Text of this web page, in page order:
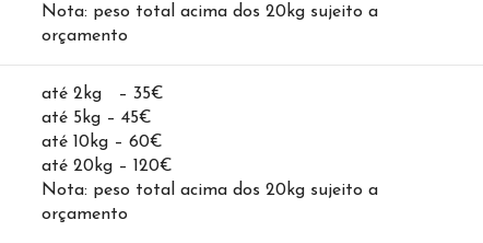
Nota: peso total acima dos 20kg sujeito a
orçamento
até 2kg – 35€
até 5kg – 45€
até 10kg – 60€
até 20kg – 120€
Nota: peso total acima dos 20kg sujeito a
orçamento